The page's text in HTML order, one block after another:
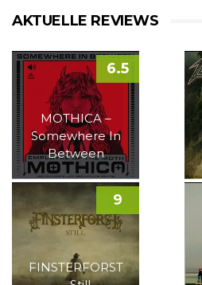
AKTUELLE REVIEWS
MOTHICA –
Somewhere In
Between
6.5
FINSTERFORST
9